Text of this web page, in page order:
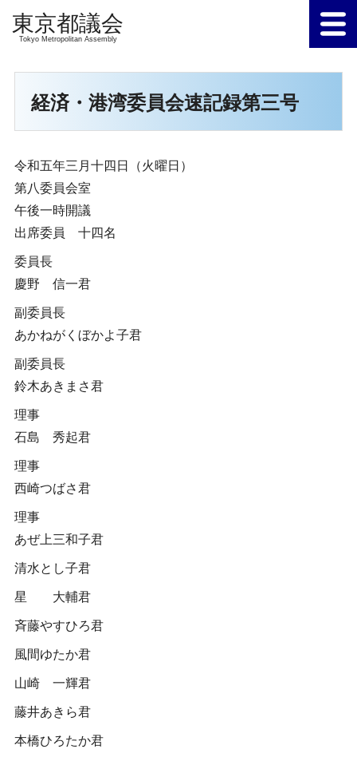
Tokyo Metropolitan Assembly
経済・港湾委員会速記録第三号
令和五年三月十四日（火曜日）
第八委員会室
午後一時開議
出席委員 十四名
委員長
慶野 信一君
副委員長
あかねがくぼかよ子君
副委員長
鈴木あきまさ君
理事
石島 秀起君
理事
西崎つばさ君
理事
あぜ上三和子君
清水とし子君
星 大輔君
斉藤やすひろ君
風間ゆたか君
山崎 一輝君
藤井あきら君
本橋ひろたか君